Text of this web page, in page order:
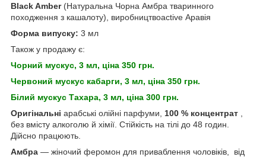
Black Amber (Натуральна Чорна Амбра тваринного
походження з кашалоту), виробництвоactive Аравія
Форма випуску: 3 мл
Також у продажу є:
Чорний мускус, 3 мл, ціна 350 грн.
Червоний мускус кабарги, 3 мл, ціна 350 грн.
Білий мускус Тахара, 3 мл, ціна 300 грн.
Оригінальні арабські олійні парфуми, 100 % концентрат
без вмісту алкоголю й хімії. Стійкість на тілі до 48 годин.
Дійсно працюють.
Амбра — жіночий феромон для приваблення чоловіків,
від